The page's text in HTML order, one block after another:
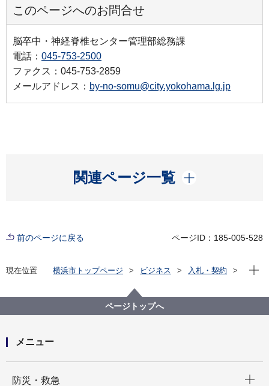
このページへのお問合せ
脳卒中・神経脊椎センター管理部総務課
電話： 045-753-2500
ファクス：045-753-2859
メールアドレス： by-no-somu@city.yokohama.lg.jp
関連ページ一覧
開く
前のページに戻る ページID：185-005-528
現在位置 横浜市トップページ ビジネス
入札・契約
【入札結果公表】横浜市立脳卒中・神経脊椎センター
ＤＸ伴走支援業務委託（令和７～９年度）
現在
ページトップへ
メニュー
防災・救急